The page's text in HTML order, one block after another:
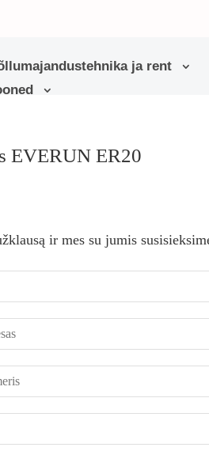
ja rent
EVERUN ER20
ir mes su jumis